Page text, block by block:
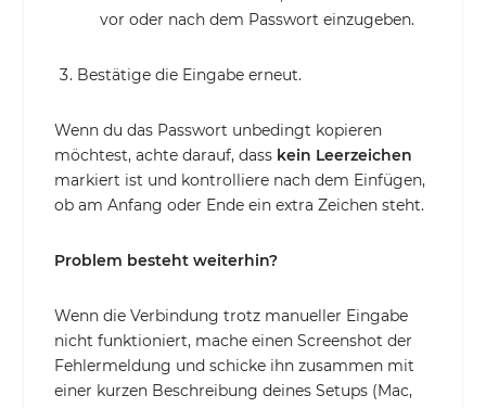
vor oder nach dem Passwort einzugeben.
Bestätige die Eingabe erneut.
Wenn du das Passwort unbedingt kopieren
möchtest, achte darauf, dass kein Leerzeichen
markiert ist und kontrolliere nach dem Einfügen,
ob am Anfang oder Ende ein extra Zeichen steht.
Problem besteht weiterhin?
Wenn die Verbindung trotz manueller Eingabe
nicht funktioniert, mache einen Screenshot der
Fehlermeldung und schicke ihn zusammen mit
einer kurzen Beschreibung deines Setups (Mac,